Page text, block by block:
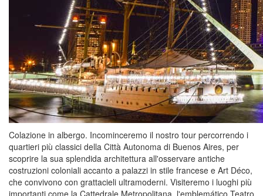
Colazione in albergo. Incominceremo il nostro tour percorrendo i
quartieri più classici della Città Autonoma di Buenos Aires, per
scoprire la sua splendida architettura all'osservare antiche
costruzioni coloniali accanto a palazzi in stile francese e Art Déco,
che convivono con grattacieli ultramoderni. Visiteremo i luoghi più